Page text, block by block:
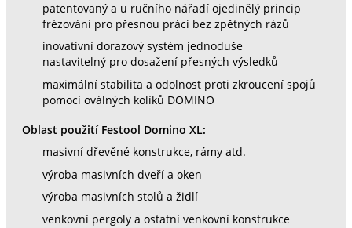
patentovaný a u ručního nářadí ojedinělý princip
frézování pro přesnou práci bez zpětných rázů
inovativní dorazový systém jednoduše
nastavitelný pro dosažení přesných výsledků
maximální stabilita a odolnost proti zkroucení spojů
pomocí oválných kolíků DOMINO
Oblast použití Festool Domino XL:
masivní dřevěné konstrukce, rámy atd.
výroba masivních dveří a oken
výroba masivních stolů a židlí
venkovní pergoly a ostatní venkovní konstrukce